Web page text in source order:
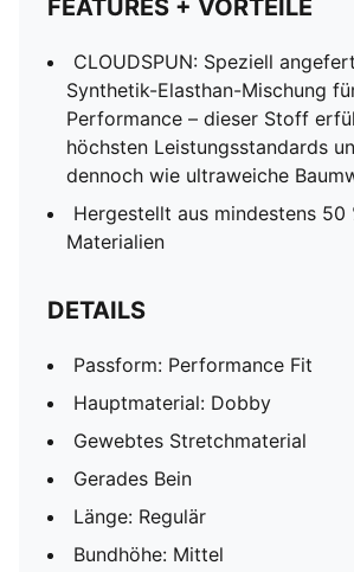
FEATURES + VORTEILE
CLOUDSPUN: Speziell
Synthetik-Elasthan-Mischung
Performance – dieser Stoff
höchsten Leistungsstandards
dennoch wie ultraweiche
Hergestellt aus mindestens 50
Materialien
DETAILS
Passform: Performance Fit
Hauptmaterial: Dobby
Gewebtes Stretchmaterial
Gerades Bein
Länge: Regulär
Bundhöhe: Mittel